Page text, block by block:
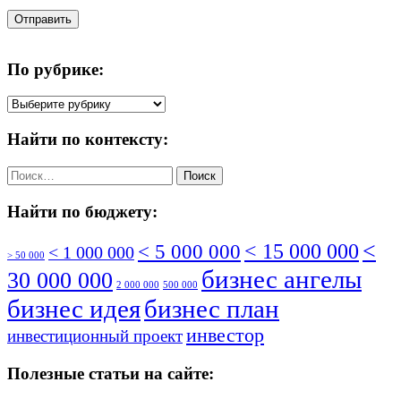
Отправить
По рубрике:
По
Найти по контексту:
Найти:
Найти по бюджету:
> 50 000 < 1 000 000 < 5 000 000 < 15 000 000 <
30 000 000 2 000 000 500 000 бизнес ангелы
бизнес идеябизнес план
инвестиционный проект инвестор
Полезные статьи на сайте: